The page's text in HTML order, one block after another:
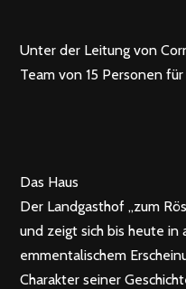
Unter der Leitung von
Team von 15 Personen
Das Haus
Der Landgasthof „zum
und zeigt sich bis heute
emmentalischem
Charakter seiner